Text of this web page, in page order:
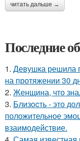
читать дальше →
Последние
1. Девушка решила
на протяжении 30
2. Женщина, что
3. Близocть - это
положительное
взаимодействие.